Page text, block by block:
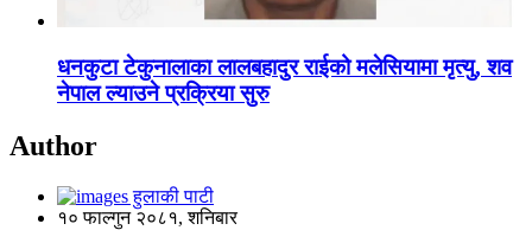
धनकुटा टेकुनालाका लालबहादुर राईको मलेसियामा मृत्यु, शव
नेपाल ल्याउने प्रक्रिया सुरु
Author
हुलाकी पाटी
१० फाल्गुन २०८१, शनिबार